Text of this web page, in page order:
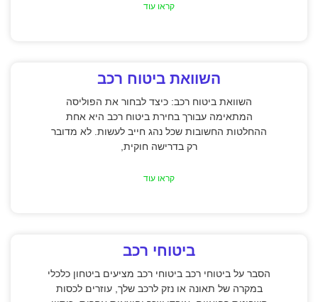
קראו עוד
השוואת ביטוח רכב
השוואת ביטוח רכב: כיצד לבחור את הפוליסה
המתאימה עבורך בחירת ביטוח רכב היא אחת
ההחלטות החשובות שכל נהג חייב לעשות. לא מדובר
רק בדרישה חוקית,
קראו עוד
ביטוחי רכב
הסבר על ביטוחי רכב ביטוחי רכב מציעים ביטחון כלכלי
במקרה של תאונה או נזק לרכב שלך, עוזרים לכסות